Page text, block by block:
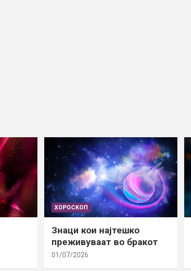
ХОРОСКОП
Знаци кои најтешко
преживуваат во бракот
01/07/2026